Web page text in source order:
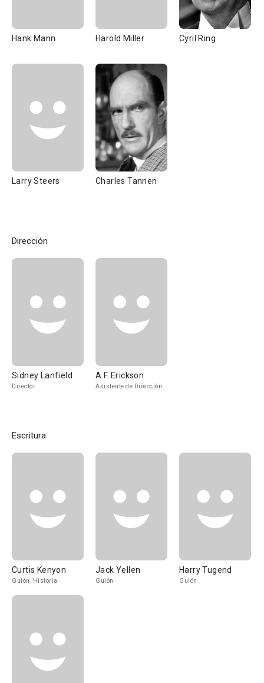
Hank Mann Harold Miller Cyril Ring
Larry Steers Charles Tannen
Dirección
Sidney Lanfield
Director
A.F. Erickson
Asistente de Dirección
Escritura
Curtis Kenyon
Guión, Historia
Jack Yellen
Guión
Harry Tugend
Guión